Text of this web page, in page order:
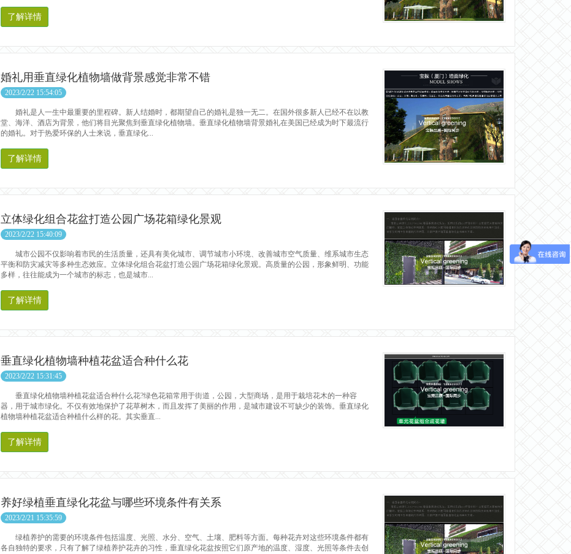
了解详情
婚礼用垂直绿化植物墙做背景感觉非常不错
2023/2/22 15:54:05
婚礼是人一生中最重要的里程碑。新人结婚时，都期望自己的婚礼是独一无二。在国外很多新人已经不在以教
堂、海洋、酒店为背景，他们将目光聚焦到垂直绿化植物墙。垂直绿化植物墙背景婚礼在美国已经成为时下最流行
的婚礼。对于热爱环保的人士来说，垂直绿化...
了解详情
立体绿化组合花盆打造公园广场花箱绿化景观
2023/2/22 15:40:09
城市公园不仅影响着市民的生活质量，还具有美化城市、调节城市小环境、改善城市空气质量、维系城市生态
平衡和防灾减灾等多种生态效应。立体绿化组合花盆打造公园广场花箱绿化景观。高质量的公园，形象鲜明、功能
多样，往往能成为一个城市的标志，也是城市...
了解详情
垂直绿化植物墙种植花盆适合种什么花
2023/2/22 15:31:45
垂直绿化植物墙种植花盆适合种什么花?绿色花箱常用于街道，公园，大型商场，是用于栽培花木的一种容
器，用于城市绿化。不仅有效地保护了花草树木，而且发挥了美丽的作用，是城市建设不可缺少的装饰。垂直绿化
植物墙种植花盆适合种植什么样的花。其实垂直...
了解详情
养好绿植垂直绿化花盆与哪些环境条件有关系
2023/2/21 15:35:59
绿植养护的需要的环境条件包括温度、光照、水分、空气、土壤、肥料等方面。每种花卉对这些环境条件都有
各自独特的要求，只有了解了绿植养护花卉的习性，垂直绿化花盆按照它们原产地的温度、湿度、光照等条件去创